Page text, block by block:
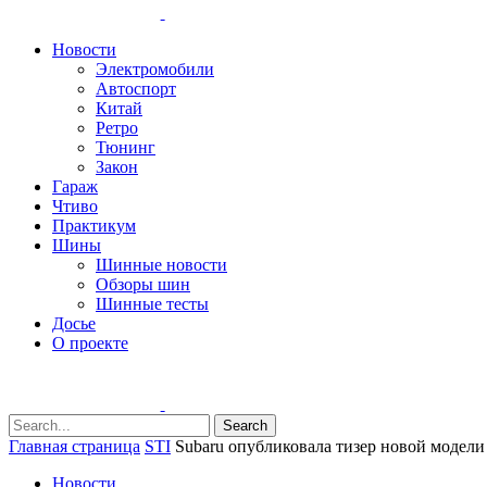
Новости
Электромобили
Автоспорт
Китай
Ретро
Тюнинг
Закон
Гараж
Чтиво
Практикум
Шины
Шинные новости
Обзоры шин
Шинные тесты
Досье
О проекте
Search
Главная страница STI Subaru опубликовала тизер новой
Новости